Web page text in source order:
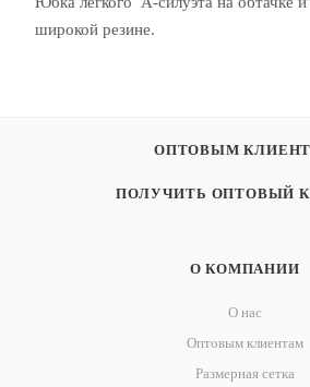
широкой резине.
ОПТОВЫМ
ПОЛУЧИТЬ ОПТОВЫЙ
О КОМПАНИИ
О нас
Оптовым клиентам
Размерная сетка